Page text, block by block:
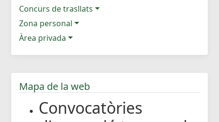
Concurs de trasllats
Zona personal
Àrea privada
Mapa de la web
Convocatòries